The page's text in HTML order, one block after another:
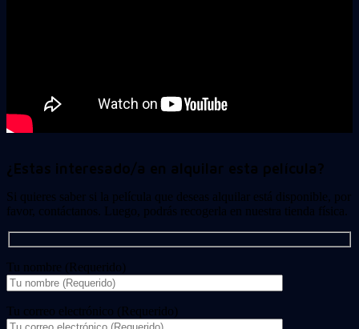
¿Estas interesado/a en alquilar esta película?
Si quieres saber si la película que deseas alquilar está disponible, por
favor, contáctanos. Luego, podrás recogerla en nuestra tienda física.
Tu nombre (Requerido)
Tu correo electrónico (Requerido)